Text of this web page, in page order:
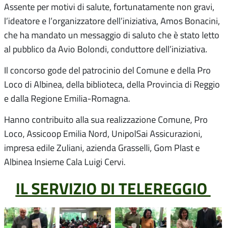
Assente per motivi di salute, fortunatamente non gravi,
l’ideatore e l’organizzatore dell’iniziativa, Amos Bonacini,
che ha mandato un messaggio di saluto che è stato letto
al pubblico da Avio Bolondi, conduttore dell’iniziativa.
Il concorso gode del patrocinio del Comune e della Pro
Loco di Albinea, della biblioteca, della Provincia di Reggio
e dalla Regione Emilia-Romagna.
Hanno contribuito alla sua realizzazione Comune, Pro
Loco, Assicoop Emilia Nord, UnipolSai Assicurazioni,
impresa edile Zuliani, azienda Grasselli, Gom Plast e
Albinea Insieme Cala Luigi Cervi.
IL SERVIZIO DI TELEREGGIO